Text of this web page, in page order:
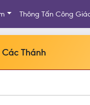
Thông Tấn Công
Thánh